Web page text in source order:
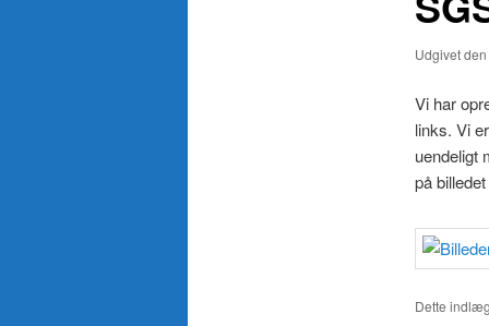
Udgivet den
Vi har
links. Vi
uendeligt
på
Dette